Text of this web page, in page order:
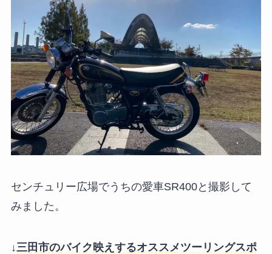
センチュリー広場でうちの愛車SR400と撮影して
みました。
↓三田市のバイク映えするオススメツーリングスポ